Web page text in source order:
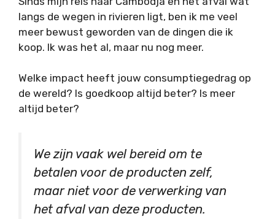
langs de wegen in rivieren ligt, ben ik me veel
meer bewust geworden van de dingen die ik
koop. Ik was het al, maar nu nog meer.
Welke impact heeft jouw consumptiegedrag op
de wereld? Is goedkoop altijd beter? Is meer
altijd beter?
We zijn vaak wel bereid om te
betalen voor de producten zelf,
maar niet voor de verwerking van
het afval van deze producten.